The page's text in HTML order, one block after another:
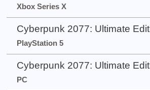
Xbox Series X
Cyberpunk 2077: Ultimate
PlayStation 5
Cyberpunk 2077: Ultimate
PC